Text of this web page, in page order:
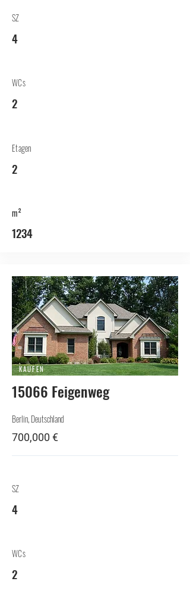
SZ
4
WCs
2
Etagen
2
m²
1234
KAUFEN
15066 Feigenweg
Berlin, Deutschland
700,000 €
SZ
4
WCs
2